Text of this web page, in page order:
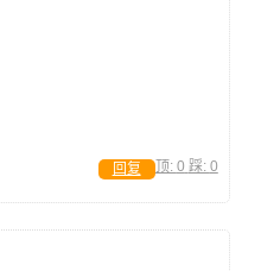
顶: 0 踩: 0
回复